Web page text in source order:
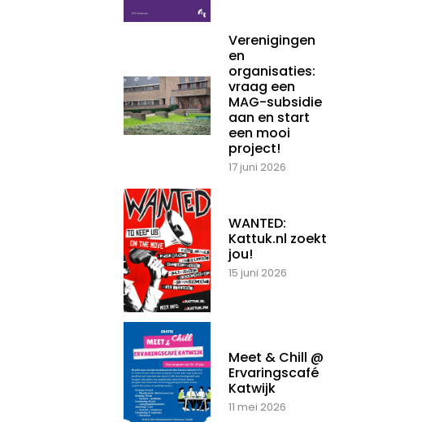
Verenigingen
en
organisaties:
vraag een
MAG-subsidie
aan en start
een mooi
project!
17 juni 2026
WANTED:
Kattuk.nl zoekt
jou!
15 juni 2026
Meet & Chill @
Ervaringscafé
Katwijk
11 mei 2026